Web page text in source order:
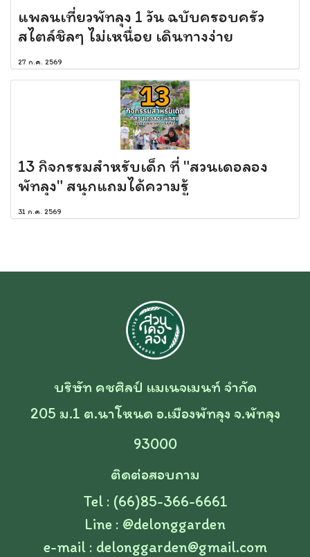
แพลนเที่ยวพัทลุง 1 วัน ฉบับครอบครัว
สไตล์ชิลๆ ไม่เหนื่อย เดินทางง่าย
27 ก.ค. 2569
13 กิจกรรมสำหรับเด็ก ที่ "สวนเดอลอง
พัทลุง" สนุกแถมได้ความรู้
31 ก.ค. 2569
บริษัท คชศิลป์ แมเนจเมนท์ จำกัด
205 ม.1 ต.นาโหนด อ.เมืองพัทลุง จ.พัทลุง
93000
ติดต่อสอบถาม
Tel : (66)85-366-6661
Line : @delonggarden
e-mail : delonggarden@gmail.com